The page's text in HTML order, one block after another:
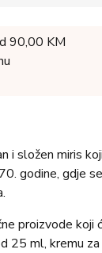
90,00 KM
i složen miris
godine, gdje
proizvode koji
25 ml, kremu